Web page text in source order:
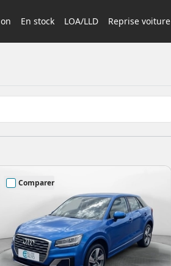
En stock LOA/LLD Reprise voiture
Comparer